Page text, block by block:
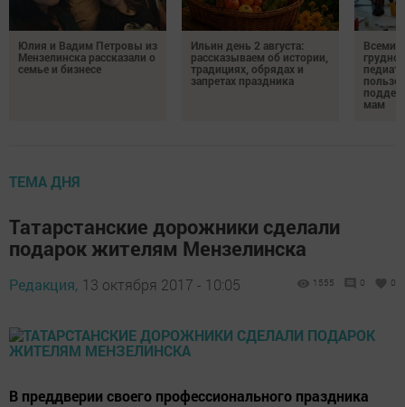
Юлия и Вадим Петровы из
Мензелинска рассказали о
семье и бизнесе
Ильин день 2 августа:
рассказываем об истории,
традициях, обрядах и
запретах праздника
пользе
мам
ТЕМА ДНЯ
Татарстанские дорожники сделали
подарок жителям Мензелинска
Редакция, 13 октября 2017 - 10:05 1555 0 0
В преддверии своего профессионального праздника